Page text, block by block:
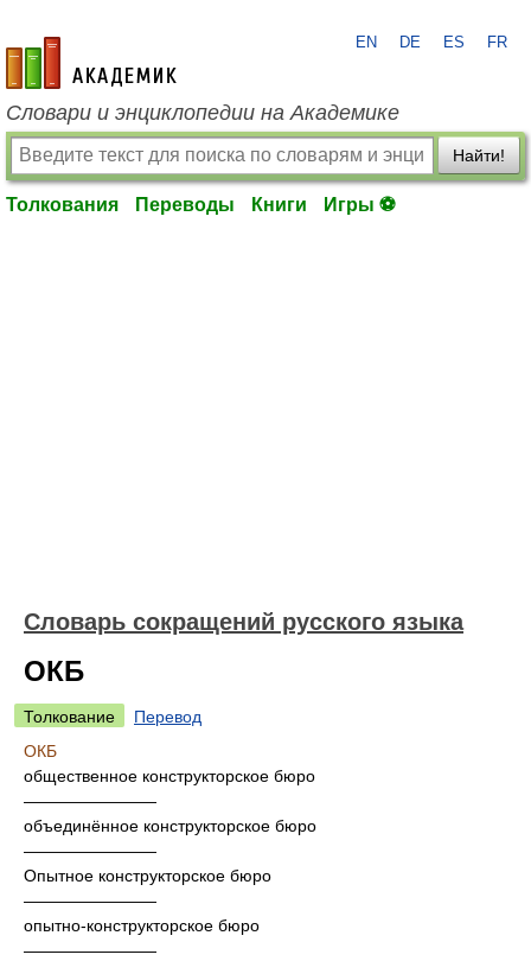
academic.ru
EN DE ES FR
Словари и энциклопедии на Академике
Найти!
Толкования Переводы Книги Игры ⚽
Словарь сокращений русского языка
ОКБ
Толкование
Перевод
ОКБ
общественное конструкторское бюро
————————
объединённое конструкторское бюро
————————
Опытное конструкторское бюро
————————
опытно-конструкторское бюро
————————